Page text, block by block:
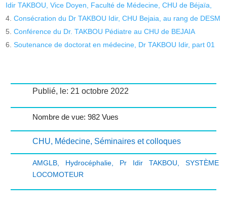
Idir TAKBOU, Vice Doyen, Faculté de Médecine, CHU de Béjaïa,
Consécration du Dr TAKBOU Idir, CHU Bejaia, au rang de DESM
Conférence du Dr. TAKBOU Pédiatre au CHU de BEJAIA
Soutenance de doctorat en médecine, Dr TAKBOU Idir, part 01
Publié, le: 21 octobre 2022
Nombre de vue: 982 Vues
CHU, Médecine, Séminaires et colloques
AMGLB, Hydrocéphalie, Pr Idir TAKBOU
SYSTÈME
LOCOMOTEUR